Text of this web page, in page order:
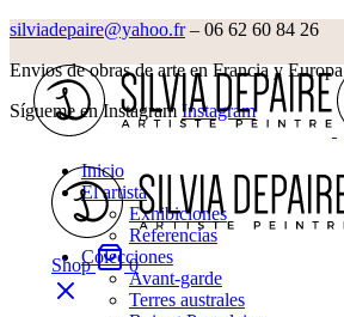
silviadepaire@yahoo.fr– 06 62 60 84 26‬
Envios de obras de arte en Francia y Europa
Sígueme en Instagram Instagram
Inicio
El artista
Exhibiciones
Referencias
Colecciones
Avant-garde
Terres australes
Shop 0